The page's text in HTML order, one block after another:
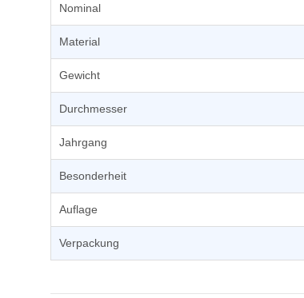
Nominal
Material
Gewicht
Durchmesser
Jahrgang
Besonderheit
Auflage
Verpackung